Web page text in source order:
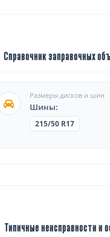
Справочник заправочных
Размеры дисков и шин
Шины:
215/50 R17
Типичные неисправности и